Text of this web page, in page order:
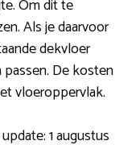
Om dit te
Als je daarvoor
dekvloer
De kosten
vloeroppervlak.
1 augustus